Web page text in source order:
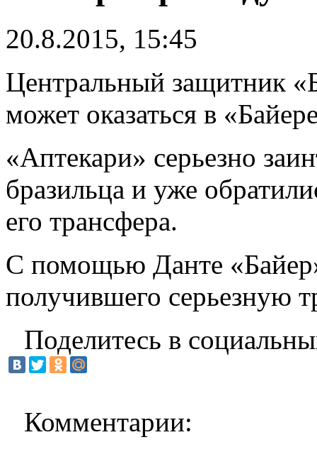
20.8.2015, 15:45
Центральный защитник
может оказаться в
«Аптекари» серьезно
бразильца и уже
его трансфера.
С помощью Данте
получившего серьезную
Поделитесь в
Комментарии: